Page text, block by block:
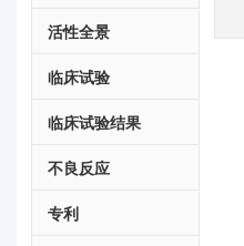
活性全景
临床试验
临床试验结果
不良反应
专利